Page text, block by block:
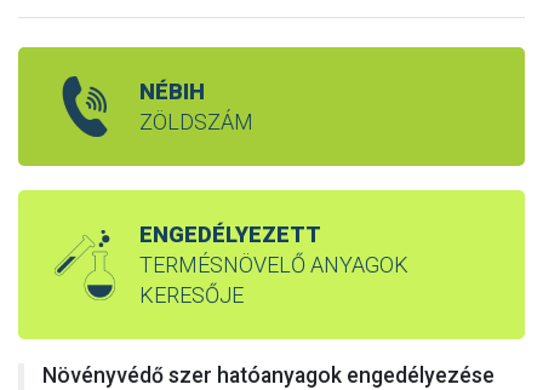
NÉBIH
ZÖLDSZÁM
ENGEDÉLYEZETT
TERMÉSNÖVELŐ ANYAGOK
KERESŐJE
Növényvédő szer hatóanyagok engedélyezése